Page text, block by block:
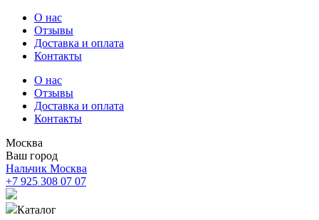
О нас
Отзывы
Доставка и оплата
Контакты
О нас
Отзывы
Доставка и оплата
Контакты
Москва
Ваш город
Нальчик Москва
+7 925 308 07 07
Каталог